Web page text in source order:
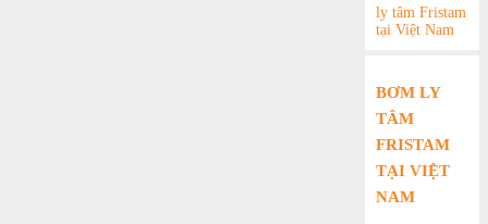
ly tâm Fristam
tại Việt Nam
BƠM LY
TÂM
FRISTAM
TẠI VIỆT
NAM